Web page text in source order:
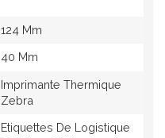
124 Mm
40 Mm
Imprimante Thermique
Zebra
Etiquettes De Logistique